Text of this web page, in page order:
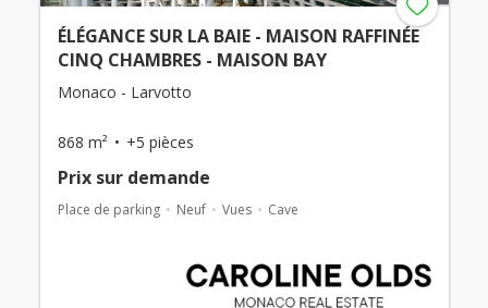
ÉLÉGANCE SUR LA BAIE - MAISON RAFFINÉE
CINQ CHAMBRES - MAISON BAY
Monaco - Larvotto
868 m² +5 pièces
Prix ​​sur demande
Place de parking Neuf Vues Cave